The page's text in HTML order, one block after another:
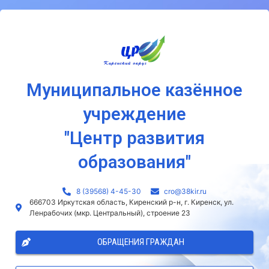
Муниципальное казённое
учреждение
"Центр развития
образования"
8 (39568) 4-45-30
сro@38kir.ru
666703 Иркутская область, Киренский р-н, г. Киренск, ул.
Ленрабочих (мкр. Центральный), строение 23
ОБРАЩЕНИЯ ГРАЖДАН